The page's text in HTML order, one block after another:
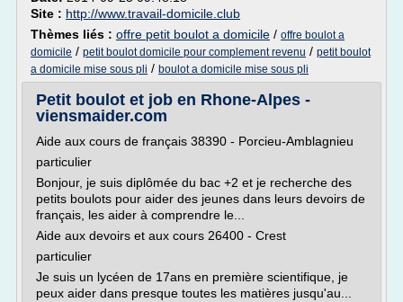
Site : http://www.travail-domicile.club
Thèmes liés : offre petit boulot a domicile / offre boulot a
domicile / petit boulot domicile pour complement revenu / petit boulot
a domicile mise sous pli / boulot a domicile mise sous pli
Petit boulot et job en Rhone-Alpes -
viensmaider.com
Aide aux cours de français 38390 - Porcieu-Amblagnieu
particulier
Bonjour, je suis diplômée du bac +2 et je recherche des
petits boulots pour aider des jeunes dans leurs devoirs de
français, les aider à comprendre le...
Aide aux devoirs et aux cours 26400 - Crest
particulier
Je suis un lycéen de 17ans en première scientifique, je
peux aider dans presque toutes les matières jusqu'au...